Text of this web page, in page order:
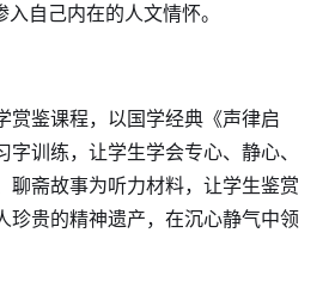
自己内在的人文情怀。
赏鉴课程，以国学经典《声律启
训练，让学生学会专心、静心、
聊斋故事为听力材料，让学生鉴赏
珍贵的精神遗产，在沉心静气中领